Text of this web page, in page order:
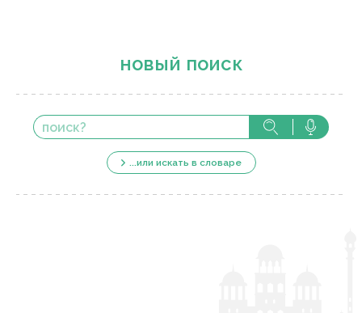
новый поиск
...или искать в словаре